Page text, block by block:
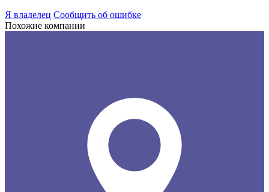
Я владелец Сообщить об ошибке
Похожие компании